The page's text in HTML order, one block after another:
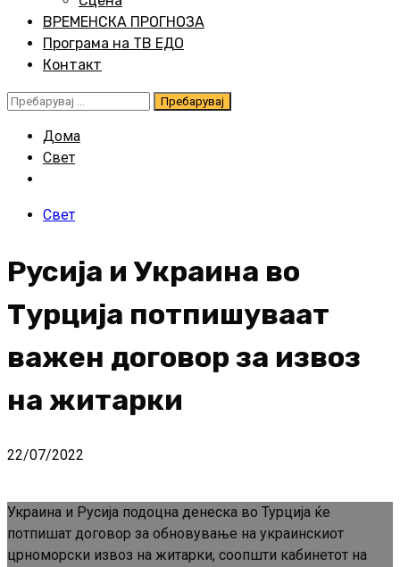
ВРЕМЕНСКА ПРОГНОЗА
Програма на ТВ ЕДО
Контакт
Пребарувај
Дома
Свет
Свет
Русија и Украина во
Турција потпишуваат
важен договор за извоз
на житарки
22/07/2022
Украина и Русија подоцна денеска во Турција ќе
потпишат договор за обновување на украинскиот
црноморски извоз на житарки, соопшти кабинетот на